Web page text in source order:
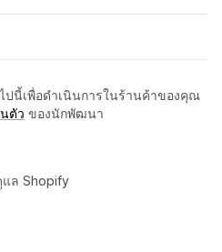
ปนี้เพื่อดำเนินการในร้านค้าของคุณ
ตัว ของนักพัฒนา
ล Shopify